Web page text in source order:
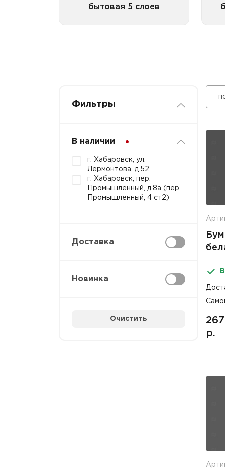
бытовая 5 слоев
Все категории
Фильтры
В наличии
г. Хабаровск, ул.
Лермонтова, д.52
г. Хабаровск, пер.
Промышленный, д.8а (пер.
Промышленный, 4 ст2)
Доставка
Новинка
Очистить
р.